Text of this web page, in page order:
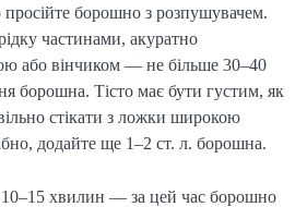
борошно з розпушувачем.
частинами, акуратно
або вінчиком — не більше 30–40
борошна. Тісто має бути густим, як
стікати з ложки широкою
додайте ще 1–2 ст. л. борошна.
10–15 хвилин — за цей час борошно